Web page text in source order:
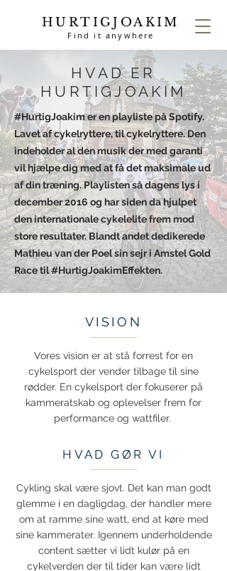
HURTIGJOAKIM
Find it anywhere
HVAD ER
HURTIGJOAKIM
#HurtigJoakim er en playliste på Spotify.
Lavet af cykelryttere, til cykelryttere. Den
indeholder al den musik der med garanti
vil hjælpe dig med at få det maksimale ud
af din træning. Playlisten så dagens lys i
december 2016 og har siden da hjulpet
den internationale cykelelite frem mod
store resultater. Blandt andet dedikerede
Mathieu van der Poel sin sejr i Amstel Gold
Race til #HurtigJoakimEffekten.
VISION
Vores vision er at stå forrest for en
cykelsport der vender tilbage til sine
rødder. En cykelsport der fokuserer på
kammeratskab og oplevelser frem for
performance og wattfiler.
HVAD GØR VI
Cykling skal være sjovt. Det kan man godt
glemme i en dagligdag, der handler mere
om at ramme sine watt, end at køre med
sine kammerater. Igennem underholdende
content sætter vi lidt kulør på en
cykelverden der til tider kan være lidt